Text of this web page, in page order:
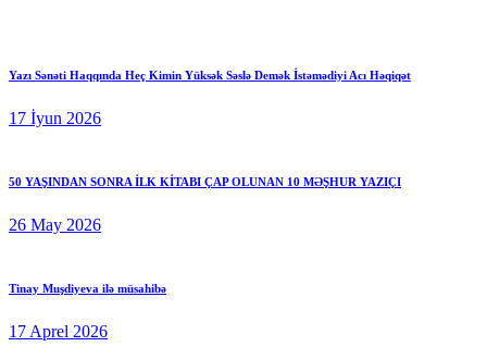
Yazı Sənəti Haqqında Heç Kimin Yüksək Səslə Demək İstəmədiyi Acı Həqiqət
17 İyun 2026
50 YAŞINDAN SONRA İLK KİTABI ÇAP OLUNAN 10 MƏŞHUR YAZIÇI
26 May 2026
Tinay Muşdiyeva ilə müsahibə
17 Aprel 2026